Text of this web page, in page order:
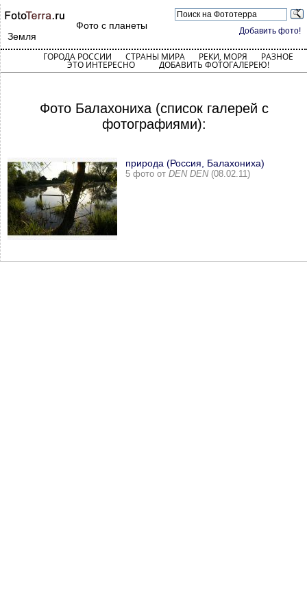
Добавить фото!
Фото с планеты
Земля
ГОРОДА РОССИИ СТРАНЫ МИРА РЕКИ, МОРЯ РАЗНОЕ
ЭТО ИНТЕРЕСНО ДОБАВИТЬ ФОТОГАЛЕРЕЮ!
Фото Балахониха (список галерей с
фотографиями):
природа (Россия, Балахониха)
5 фото от DEN DEN(08.02.11)